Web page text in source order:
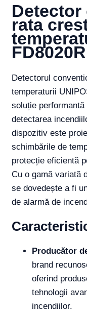
rata
FD8020R
Detectorul
temperaturii
soluție
detectarea
dispozitiv este
schimbările de
protecție eficientă
Cu o gamă variată
se dovedește a fi
de alarmă de
Producător
brand
oferind
tehnologii
incendiilor.